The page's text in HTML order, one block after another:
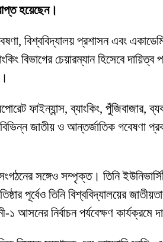
হয়েছেন।
বিশ্ববিদ্যালয় প্রশাসন এবং
বিভাগের চেয়ারম্যান হিসেবে
ফাইন্যান্স, ব্যাংকিং, পুঁজিবাজার,
জাতীয় ও আন্তর্জাতিক গবেষণা
সঙ্গেও সম্পৃক্ত। তিনি
পূর্বেও তিনি বিশ্ববিদ্যালয়ের
আসনের নির্বাচন পর্যবেক্ষণ কার্যক্রমে